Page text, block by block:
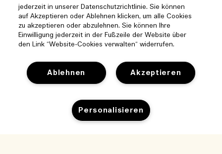
Cookies der Webseite verwalten
jederzeit in unserer Datenschutzrichtlinie. Sie können
auf Akzeptieren oder Ablehnen klicken, um alle Cookies
zu akzeptieren oder abzulehnen. Sie können Ihre
Einwilligung jederzeit in der Fußzeile der Website über
den Link “Website-Cookies verwalten“ widerrufen.
Akzeptieren
Ablehnen
Personalisieren